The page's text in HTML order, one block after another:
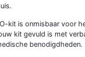
kit is onmisbaar voor
kit gevuld is met
benodigdheden.